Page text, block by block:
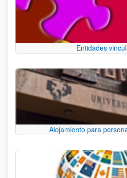
Entidades
Alojamiento para